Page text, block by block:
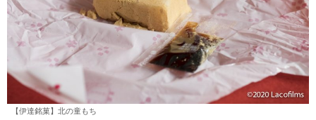
【伊達銘菓】北の童もち